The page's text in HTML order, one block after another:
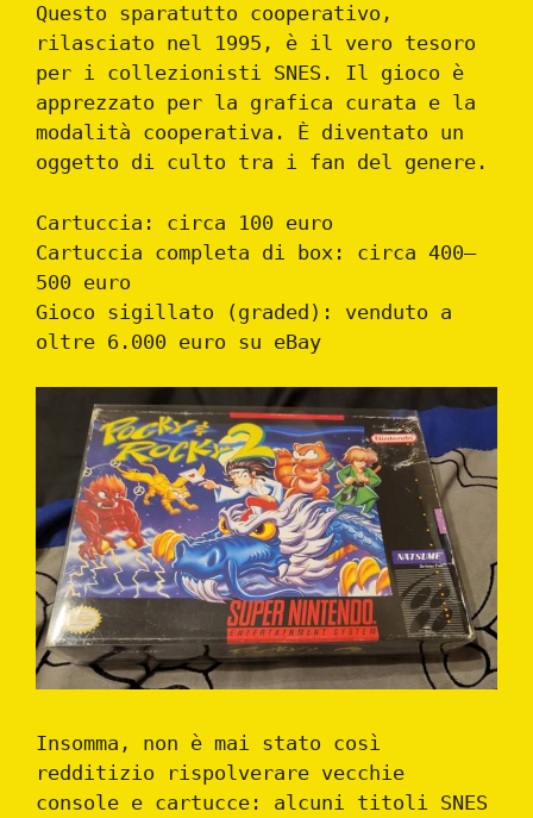
Questo sparatutto cooperativo,
rilasciato nel 1995, è il vero tesoro
per i collezionisti SNES. Il gioco è
apprezzato per la grafica curata e la
modalità cooperativa. È diventato un
oggetto di culto tra i fan del genere.
Cartuccia: circa 100 euro
Cartuccia completa di box: circa 400–
500 euro
Gioco sigillato (graded): venduto a
oltre 6.000 euro su eBay
Insomma, non è mai stato così
redditizio rispolverare vecchie
console e cartucce: alcuni titoli SNES